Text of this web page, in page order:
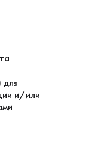
для
и/или